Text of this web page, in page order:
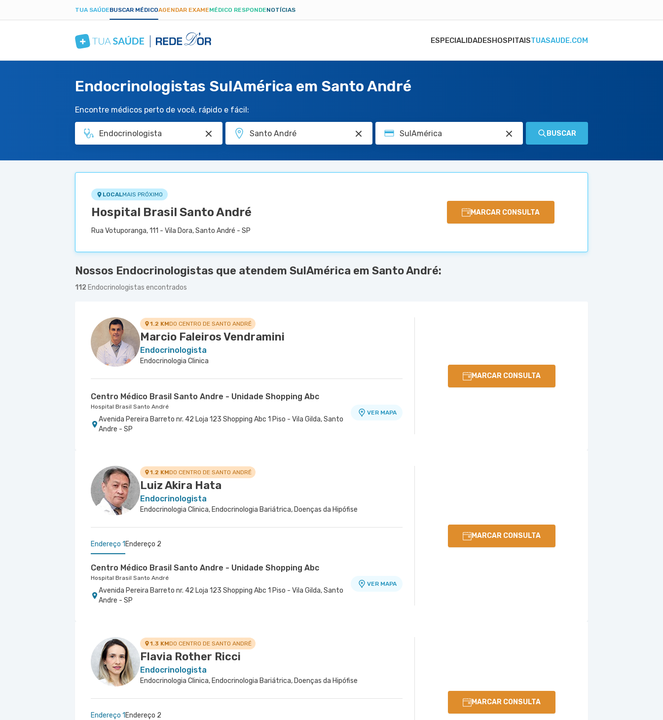
TUA SAÚDEBUSCAR MÉDICOAGENDAR EXAMEMÉDICO RESPONDENOTÍCIAS
ESPECIALIDADESHOSPITAISTUASAUDE.COM
Endocrinologistas SulAmérica em Santo André
Encontre médicos perto de você, rápido e fácil:
BUSCAR
LOCALMAIS PRÓXIMO
Hospital Brasil Santo André
Rua Votuporanga, 111 - Vila Dora, Santo André - SP
MARCAR CONSULTA
Nossos Endocrinologistas que atendem SulAmérica em Santo André:
112 Endocrinologistas encontrados
1.2 KMDO CENTRO DE SANTO ANDRÉ
Marcio Faleiros Vendramini
Endocrinologista
Endocrinologia Clinica
MARCAR CONSULTA
Centro Médico Brasil Santo Andre - Unidade Shopping Abc
Hospital Brasil Santo André
Avenida Pereira Barreto nr. 42 Loja 123 Shopping Abc 1 Piso - Vila Gilda, Santo
Andre - SP
VER MAPA
1.2 KMDO CENTRO DE SANTO ANDRÉ
Luiz Akira Hata
Endocrinologista
Endocrinologia Clinica, Endocrinologia Bariátrica, Doenças da Hipófise
MARCAR CONSULTA
Endereço 1 Endereço 2
Centro Médico Brasil Santo Andre - Unidade Shopping Abc
Hospital Brasil Santo André
Avenida Pereira Barreto nr. 42 Loja 123 Shopping Abc 1 Piso - Vila Gilda, Santo
Andre - SP
VER MAPA
1.3 KMDO CENTRO DE SANTO ANDRÉ
Flavia Rother Ricci
Endocrinologista
Endocrinologia Clinica, Endocrinologia Bariátrica, Doenças da Hipófise
MARCAR CONSULTA
Endereço 1 Endereço 2